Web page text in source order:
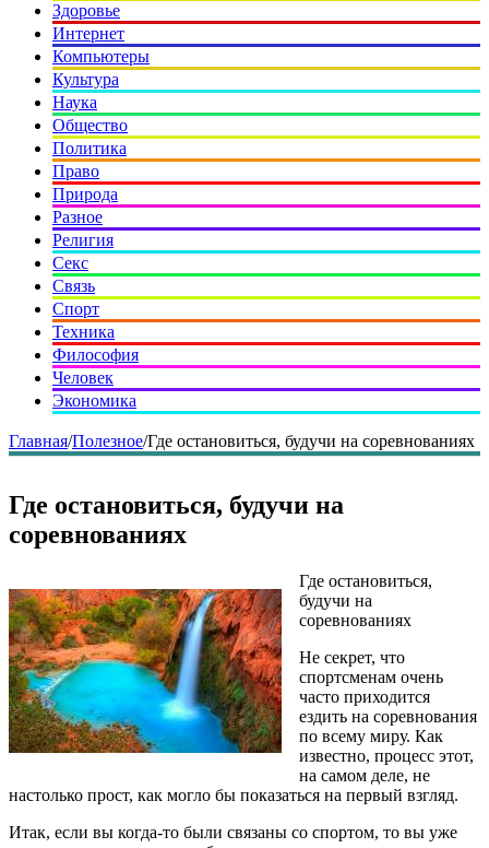
Здоровье
Интернет
Компьютеры
Культура
Наука
Общество
Политика
Право
Природа
Разное
Религия
Секс
Связь
Спорт
Техника
Философия
Человек
Экономика
Главная/Полезное/Где остановиться, будучи на соревнованиях
Где остановиться, будучи на
соревнованиях
Где остановиться,
будучи на
соревнованиях
Не секрет, что
спортсменам очень
часто приходится
ездить на соревнования
по всему миру. Как
известно, процесс этот,
на самом деле, не
настолько прост, как могло бы показаться на первый взгляд.
Итак, если вы когда-то были связаны со спортом, то вы уже